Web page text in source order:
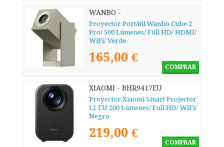
WANBO -
Proyector Portátil Wanbo Cube 2
Pro/ 500 Lúmenes/ Full HD/ HDMI/
WiFi/ Verde
165,00 €
COMPRAR
XIAOMI - BHR9417EU
Proyector Xiaomi Smart Projector
L1 EU 200 Lúmenes/ Full HD/ WiFi/
Negro
219,00 €
COMPRAR